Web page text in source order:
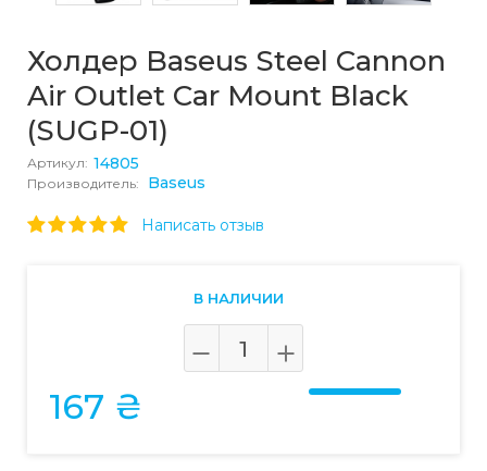
Холдер Baseus Steel Cannon
Air Outlet Car Mount Black
(SUGP-01)
Артикул: 14805
Производитель: Baseus
Написать отзыв
В НАЛИЧИИ
167 ₴